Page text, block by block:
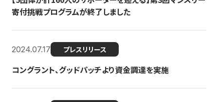
寄付挑戦プログラムが終了しました
2024.07.17 プレスリリース
コングラント、グッドパッチより資金調達を実施